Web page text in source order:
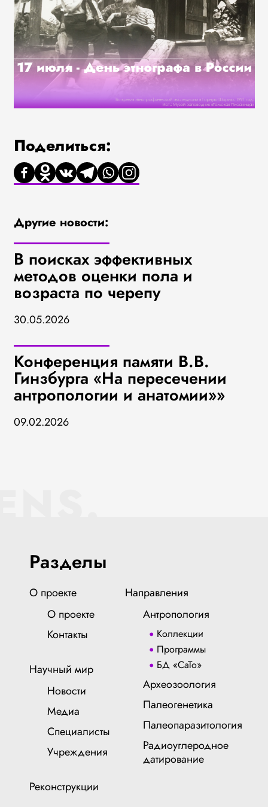
Поделиться:
Другие новости:
В поисках эффективных
методов оценки пола и
возраста по черепу
30.05.2026
Конференция памяти В.В.
Гинзбурга «На пересечении
антропологии и анатомии»»
09.02.2026
Разделы
О проекте
О проекте
Контакты
Научный мир
Новости
Медиа
Специалисты
Учреждения
Реконструкции
Направления
Антропология
Коллекции
Программы
БД «СаТо»
Археозоология
Палеогенетика
Палеопаразитология
Радиоуглеродное
датирование